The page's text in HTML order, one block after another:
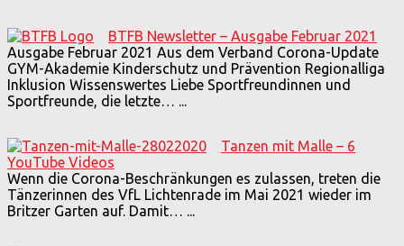
BTFB Newsletter – Ausgabe Februar 2021
Ausgabe Februar 2021 Aus dem Verband Corona-Update
GYM-Akademie Kinderschutz und Prävention Regionalliga
Inklusion Wissenswertes Liebe Sportfreundinnen und
Sportfreunde, die letzte… ...
Tanzen mit Malle – 6
YouTube Videos
Wenn die Corona-Beschränkungen es zulassen, treten die
Tänzerinnen des VfL Lichtenrade im Mai 2021 wieder im
Britzer Garten auf. Damit… ...